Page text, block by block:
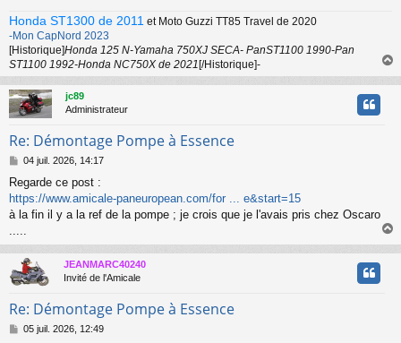
Honda ST1300 de 2011 et Moto Guzzi TT85 Travel de 2020
-Mon CapNord 2023
[Historique]Honda 125 N-Yamaha 750XJ SECA- PanST1100 1990-Pan
ST1100 1992-Honda NC750X de 2021 [/Historique]-
a
u
jc89
Administrateur
Re: Démontage Pompe à Essence
M
s
s
a
04 juil. 2026, 14:17
Regarde ce post :
https://www.amicale-paneuropean.com/for ... e&start=15
à la fin il y a la ref de la pompe ; je crois que je l'avais pris chez Oscaro
.....
a
u
JEANMARC40240
Invité de l'Amicale
Re: Démontage Pompe à Essence
M
05 juil. 2026, 12:49